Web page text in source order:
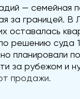
— семейная
за границей. В
оставалась
решению суда
планировали
за рубежом и
продажи.